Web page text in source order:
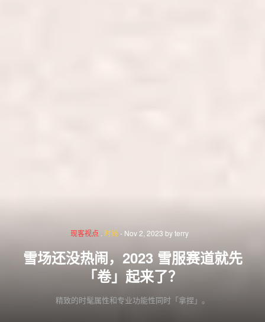
现客视点 时尚 - Nov 2, 2023 byterry
雪场还没热闹，2023 雪服赛道就先
「卷」起来了？
精致的时髦属性和专业功能性同时「拿捏」。